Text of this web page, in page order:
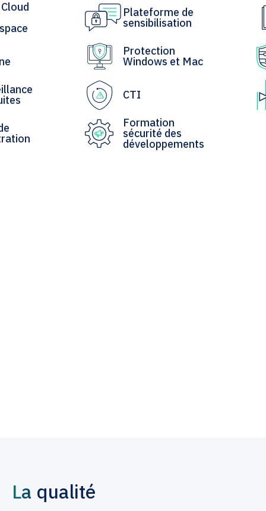
Plateforme de
sensibilisation
Protection
Windows et Mac
CTI
Formation
sécurité des
développements
La qualité